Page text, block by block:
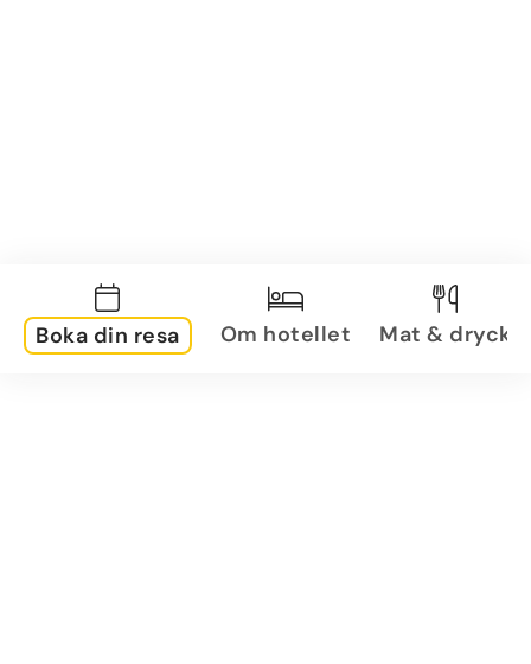
Boka din resa Om hotellet Mat & dryck